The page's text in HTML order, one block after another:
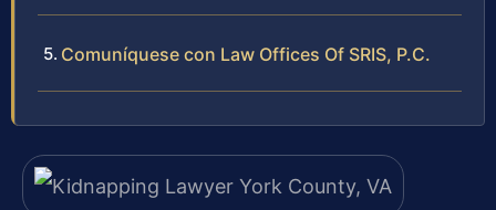
Comuníquese con Law Offices Of SRIS, P.C.